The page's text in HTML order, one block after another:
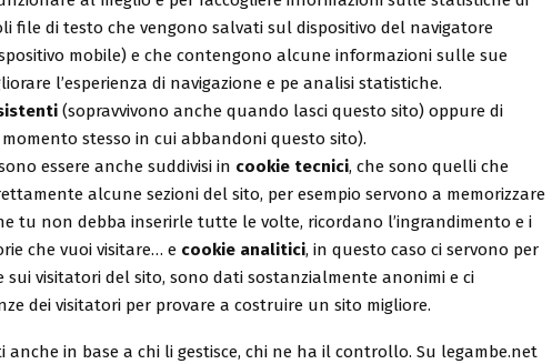
file di testo che vengono salvati sul dispositivo del navigatore
mobile) e che contengono alcune informazioni sulle sue
l’esperienza di navigazione e pe analisi statistiche.
(sopravvivono anche quando lasci questo sito) oppure di
stesso in cui abbandoni questo sito).
essere anche suddivisi in cookie tecnici, che sono quelli che
alcune sezioni del sito, per esempio servono a memorizzare
tu non debba inserirle tutte le volte, ricordano l’ingrandimento e i
che vuoi visitare… e cookie analitici, in questo caso ci servono per
visitatori del sito, sono dati sostanzialmente anonimi e ci
dei visitatori per provare a costruire un sito migliore.
anche in base a chi li gestisce, chi ne ha il controllo. Su legambe.net